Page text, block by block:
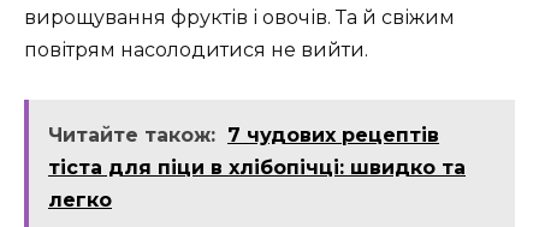
вирощування фруктів і овочів. Та й свіжим
повітрям насолодитися не вийти.
Читайте також: 7 чудових рецептів
тіста для піци в хлібопічці: швидко та
легко